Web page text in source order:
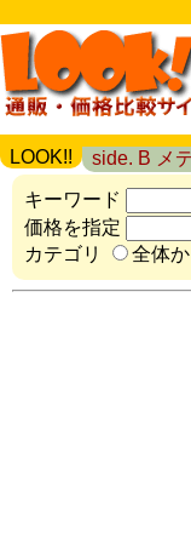
LOOK!! side. B メ
キーワード
価格を指定
カテゴリ
全体